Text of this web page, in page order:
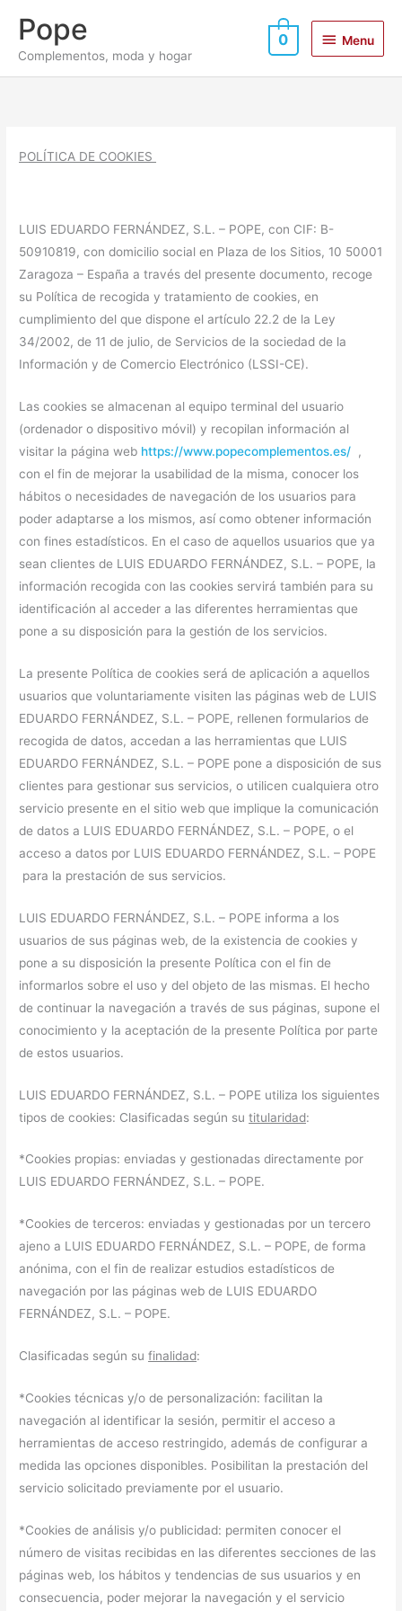
contenido
Pope
Complementos, moda y hogar
Menu
0
POLÍTICA DE COOKIES
LUIS EDUARDO FERNÁNDEZ, S.L. – POPE, con CIF: B-
50910819, con domicilio social en Plaza de los Sitios, 10 50001
Zaragoza – España a través del presente documento, recoge
su Política de recogida y tratamiento de cookies, en
cumplimiento del que dispone el artículo 22.2 de la Ley
34/2002, de 11 de julio, de Servicios de la sociedad de la
Información y de Comercio Electrónico (LSSI-CE).
Las cookies se almacenan al equipo terminal del usuario
(ordenador o dispositivo móvil) y recopilan información al
visitar la página web https://www.popecomplementos.es/ ,
con el fin de mejorar la usabilidad de la misma, conocer los
hábitos o necesidades de navegación de los usuarios para
poder adaptarse a los mismos, así como obtener información
con fines estadísticos. En el caso de aquellos usuarios que ya
sean clientes de LUIS EDUARDO FERNÁNDEZ, S.L. – POPE, la
información recogida con las cookies servirá también para su
identificación al acceder a las diferentes herramientas que
pone a su disposición para la gestión de los servicios.
La presente Política de cookies será de aplicación a aquellos
usuarios que voluntariamente visiten las páginas web de LUIS
EDUARDO FERNÁNDEZ, S.L. – POPE, rellenen formularios de
recogida de datos, accedan a las herramientas que LUIS
EDUARDO FERNÁNDEZ, S.L. – POPE pone a disposición de sus
clientes para gestionar sus servicios, o utilicen cualquiera otro
servicio presente en el sitio web que implique la comunicación
de datos a LUIS EDUARDO FERNÁNDEZ, S.L. – POPE, o el
acceso a datos por LUIS EDUARDO FERNÁNDEZ, S.L. – POPE
para la prestación de sus servicios.
LUIS EDUARDO FERNÁNDEZ, S.L. – POPE informa a los
usuarios de sus páginas web, de la existencia de cookies y
pone a su disposición la presente Política con el fin de
informarlos sobre el uso y del objeto de las mismas. El hecho
de continuar la navegación a través de sus páginas, supone el
conocimiento y la aceptación de la presente Política por parte
de estos usuarios.
LUIS EDUARDO FERNÁNDEZ, S.L. – POPE utiliza los siguientes
tipos de cookies: Clasificadas según sutitularidad:
*Cookies propias: enviadas y gestionadas directamente por
LUIS EDUARDO FERNÁNDEZ, S.L. – POPE.
*Cookies de terceros: enviadas y gestionadas por un tercero
ajeno a LUIS EDUARDO FERNÁNDEZ, S.L. – POPE, de forma
anónima, con el fin de realizar estudios estadísticos de
navegación por las páginas web de LUIS EDUARDO
FERNÁNDEZ, S.L. – POPE.
Clasificadas según sufinalidad:
*Cookies técnicas y/o de personalización: facilitan la
navegación al identificar la sesión, permitir el acceso a
herramientas de acceso restringido, además de configurar a
medida las opciones disponibles. Posibilitan la prestación del
servicio solicitado previamente por el usuario.
*Cookies de análisis y/o publicidad: permiten conocer el
número de visitas recibidas en las diferentes secciones de las
páginas web, los hábitos y tendencias de sus usuarios y en
consecuencia, poder mejorar la navegación y el servicio